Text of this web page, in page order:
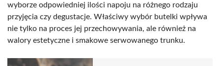
wyborze odpowiedniej ilości napoju na różnego rodzaju
przyjęcia czy degustacje. Właściwy wybór butelki wpływa
nie tylko na proces jej przechowywania, ale również na
walory estetyczne i smakowe serwowanego trunku.